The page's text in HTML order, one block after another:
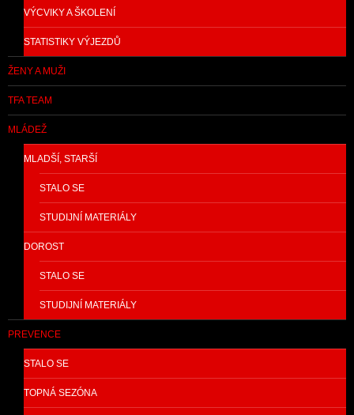
VÝCVIKY A ŠKOLENÍ
STATISTIKY VÝJEZDŮ
ŽENY A MUŽI
TFA TEAM
MLÁDEŽ
MLADŠÍ, STARŠÍ
STALO SE
STUDIJNÍ MATERIÁLY
DOROST
STALO SE
STUDIJNÍ MATERIÁLY
PREVENCE
STALO SE
TOPNÁ SEZÓNA